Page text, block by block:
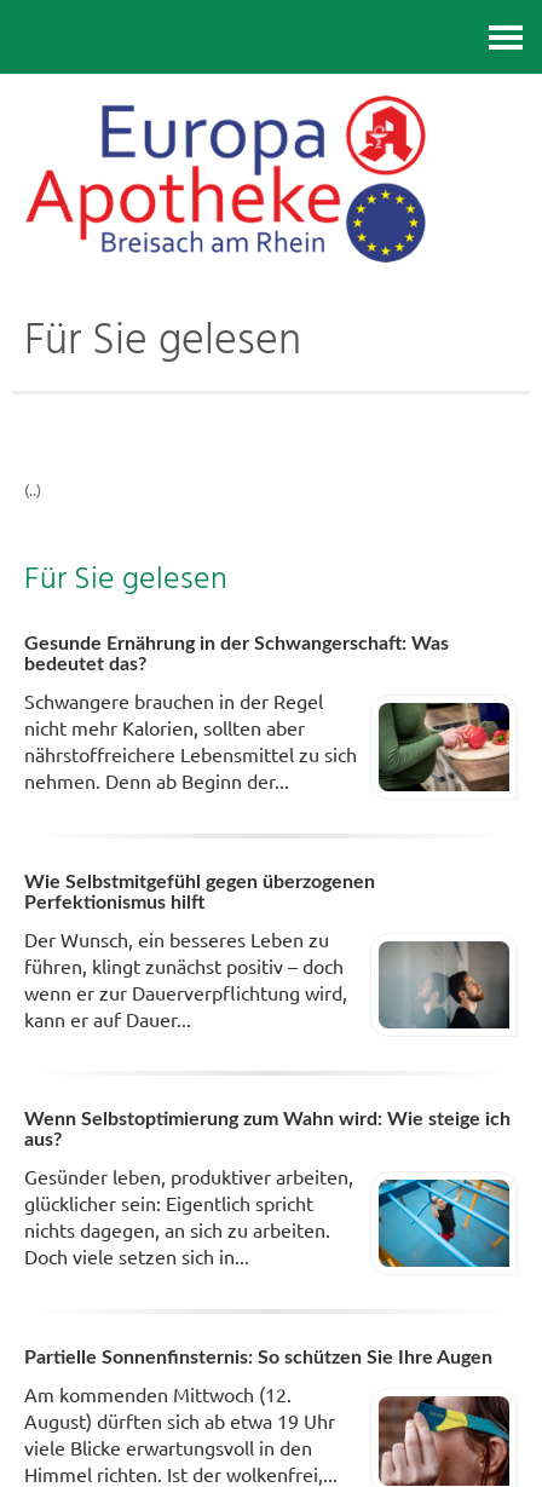
Für Sie gelesen
(..)
Für Sie gelesen
Gesunde Ernährung in der Schwangerschaft: Was
bedeutet das?
Schwangere brauchen in der Regel
nicht mehr Kalorien, sollten aber
nährstoffreichere Lebensmittel zu sich
nehmen. Denn ab Beginn der...
Wie Selbstmitgefühl gegen überzogenen
Perfektionismus hilft
Der Wunsch, ein besseres Leben zu
führen, klingt zunächst positiv – doch
wenn er zur Dauerverpflichtung wird,
kann er auf Dauer...
Wenn Selbstoptimierung zum Wahn wird: Wie steige ich
aus?
Gesünder leben, produktiver arbeiten,
glücklicher sein: Eigentlich spricht
nichts dagegen, an sich zu arbeiten.
Doch viele setzen sich in...
Partielle Sonnenfinsternis: So schützen Sie Ihre Augen
Am kommenden Mittwoch (12.
August) dürften sich ab etwa 19 Uhr
viele Blicke erwartungsvoll in den
Himmel richten. Ist der wolkenfrei,...